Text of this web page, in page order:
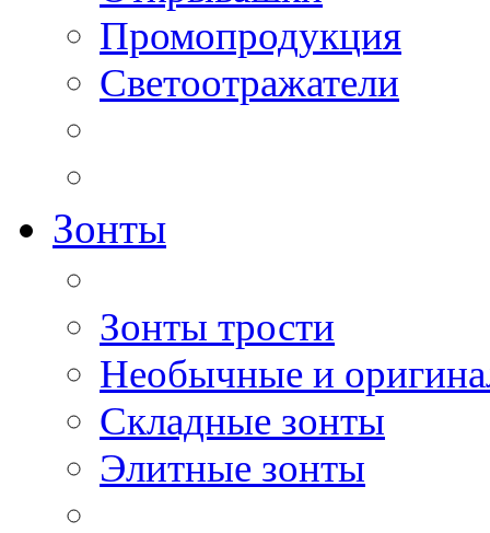
Промопродукция
Светоотражатели
Зонты
Зонты трости
Необычные и
Складные зонты
Элитные зонты